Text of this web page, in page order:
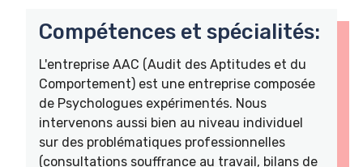
Compétences et spécialités:
L'entreprise AAC (Audit des Aptitudes et du
Comportement) est une entreprise composée
de Psychologues expérimentés. Nous
intervenons aussi bien au niveau individuel
sur des problématiques professionnelles
(consultations souffrance au travail, bilans de